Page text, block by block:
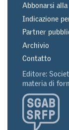
Abbonarsi
Indicazione
Partner
Archivio
Contatto
Editore:
materia di